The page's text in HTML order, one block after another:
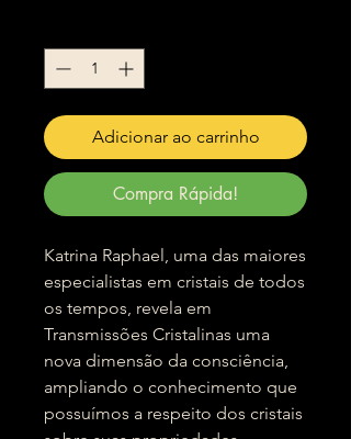
Adicionar ao carrinho
Compra Rápida!
Katrina Raphael, uma das maiores
especialistas em cristais de todos
os tempos, revela em
Transmissões Cristalinas uma
nova dimensão da consciência,
ampliando o conhecimento que
possuímos a respeito dos cristais